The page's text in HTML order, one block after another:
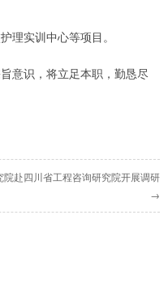
理实训中心等项目。
意识，将立足本职，勤恳尽
赴四川省工程咨询研究院开展调研
→